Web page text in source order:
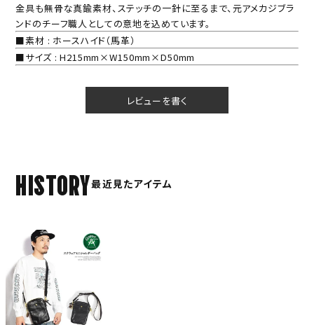
金具も無骨な真鍮素材、ステッチの一針に至るまで、元アメカジブラ
ンドのチーフ職人としての意地を込めています。
■素材 : ホースハイド（馬革）
■サイズ : H215mm×W150mm×D50mm
レビューを書く
HISTORY最近見たアイテム